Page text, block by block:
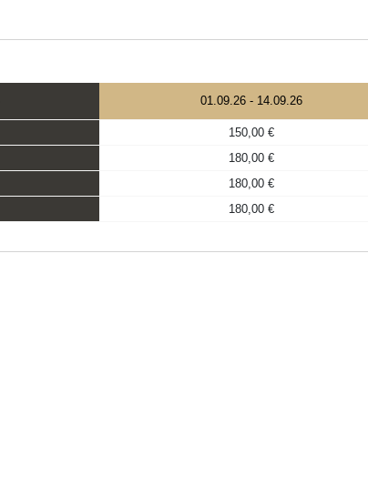
01.09.26-14.09.26
150,00 €
180,00 €
180,00 €
180,00 €